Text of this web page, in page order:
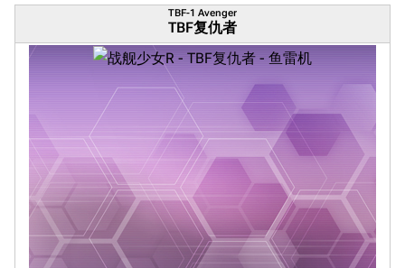
TBF复仇者
TBF-1 Avenger